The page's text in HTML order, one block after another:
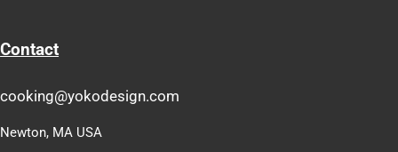
Contact
cooking@yokodesign.com
Newton, MA USA